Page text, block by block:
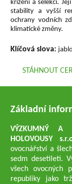
křížení a selekci.
stability a vyšší
ochrany vodních
klimatické změny.
Klíčová slova:
STÁHNOUT
Základní
VÝZKUMNÝ A
HOLOVOUSY
ovocnářství a
sedm desetiletí.
všech ovocných
republiky jako